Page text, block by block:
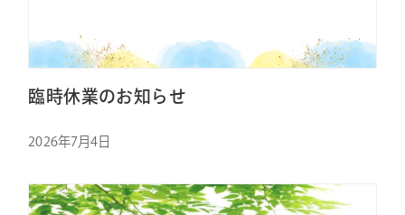
臨時休業のお知らせ
2026年7月4日